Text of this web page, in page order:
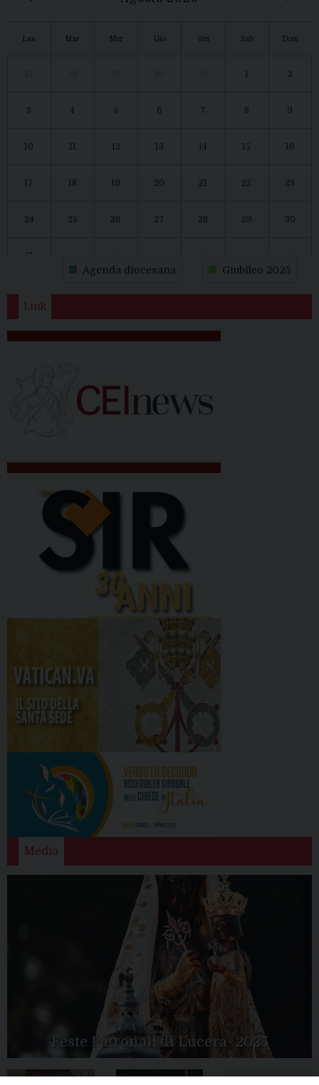
Lun Mar Mer Gio Ven Sab Dom
2
3 4 5 6 7 8 9
10 12 13 14 15 16
17 18 19 20 21 22 23
24 25 26 27 28 29 30
31
Agenda diocesana Giubileo 2025
Link
Media
Feste Patronali di Lucera- 2025